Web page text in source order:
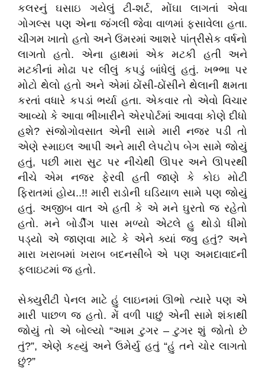
કલરનું ઘસાઇ ગયેલું ટી-શર્ટ, મોંઘા લાગતાં એવા
ગોગલ્સ પણ એના જંગલી જેવા વાળમાં ફસાવેલા હતા.
ચીગમ ખાતો હતો અને ઉંમરમાં આશરે પાંત્રીસેક વર્ષનો
લાગતો હતો. એના હાથમાં એક મટકી હતી અને
મટકીનાં મોઢા પર લીલું કપડું બાંધેલું હતું. ખભ્ભા પર
મોટો થેલો હતો અને એમાં ઠોંસી-ઠોંસીને થેલાની ક્ષમતા
કરતાં વધારે કપડાં ભર્યા હતા. એકવાર તો એવો વિચાર
આવ્યો કે આવા ભીખારીને એરપોર્ટમાં આવવા કોણે દીધો
હશે? સંજોગોવસાત એની સામે મારી નજર પડી તો
એણે સ્માઇલ આપી અને મારી લેપટોપ બેગ સામે જોયું
હતું, પછી મારા સુટ પર નીચેથી ઊપર અને ઊપરથી
નીચે એમ નજર ફેરવી હતી જાણે કે કોઇ મોટી
ફિરાતમાં હોય..!! મારી રાડોની ઘડિયાળ સામે પણ જોયું
હતું. અજીબ વાત એ હતી કે એ મને ઘુરતો જ રહેતો
હતો. મને બોર્ડીગ પાસ મળ્યો એટલે હુ થોડો ધીમો
પડ્યો એ જાણવા માટે કે એને ક્યાં જવુ હતું? અને
મારા ખરાબમાં ખરાબ બદનસીબે એ પણ અમદાવાદની
ફ્લાઇટમાં જ હતો.
સેક્યુરીટી પેનલ માટે હું લાઇનમાં ઊભો ત્યારે પણ એ
મારી પાછળ જ હતો. મેં વળી પાછું એની સામે શંકાથી
જોયું તો એ બોલ્યો “આમ ટુગર – ટુગર શું જોતો છે
તું?”, એણે કહ્યું અને ઉમેર્યુ હતું “હું તને ચોર લાગતો
છું?”